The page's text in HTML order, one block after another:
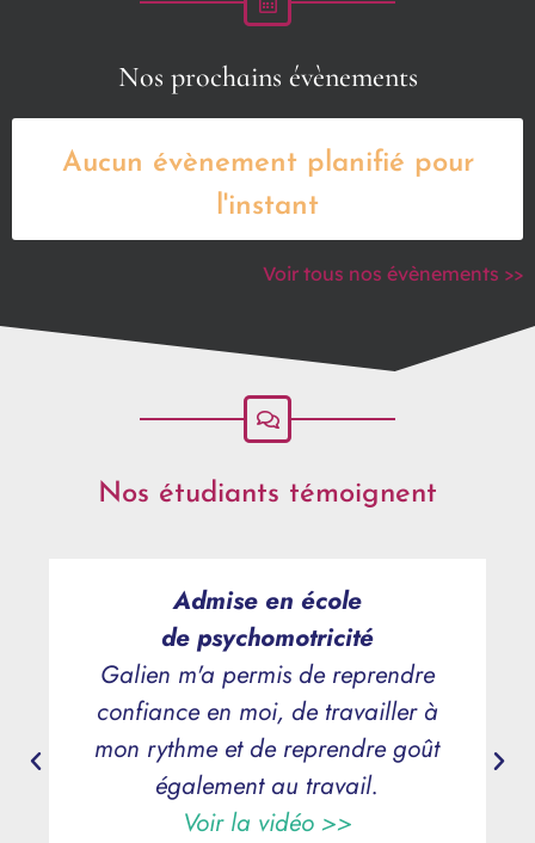
Nos prochains évènements
Aucun évènement planifié pour
l'instant
Voir tous nos évènements >>
Nos étudiants témoignent
Admise en école
de psychomotricité
Galien m'a permis de reprendre
confiance en moi, de travailler à
mon rythme et de reprendre goût
également au travail.
Voir la vidéo >>